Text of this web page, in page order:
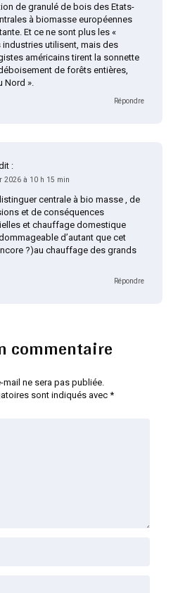
de granulé de bois des Etats-
à biomasse européennes
Et ce ne sont plus les «
utilisent, mais des
américains tirent la sonnette
de forêts entières,
Nord ».
Répondre
:
2026 à 10 h 15 min
centrale à bio masse , de
et de conséquences
et chauffage domestique
d’autant que cet
?)au chauffage des grands
Répondre
commentaire
ne sera pas publiée.
sont indiqués avec *